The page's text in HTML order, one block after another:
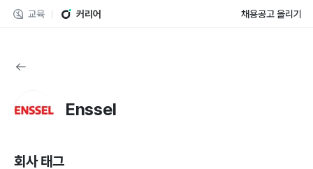
교육 커리어 채용공고 올리기
Enssel
회사 태그